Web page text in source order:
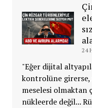
24
"Eğer dijital
kontrolüne girerse,
meselesi olmaktan
nükleerde değil...